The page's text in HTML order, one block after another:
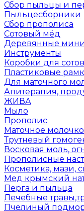
Сбор пыльцы и
Пыльцесборники
Сбор прополиса
Сотовый мёд
Деревянные
Инструменты
Коробки для
Пластиковые
Для маточного
Апитерапия,
ЖИВА
Мыло
Прополис
Маточное молочко
Трутневый
Восковая моль,
Прополисные
Косметика, мази,
Мед крымский
Перга и пыльца
Лечебные
Пчелиный